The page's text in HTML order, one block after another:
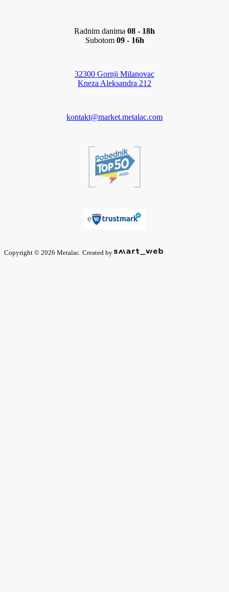
Radnim danima 08 - 18h
Subotom 09 - 16h
32300 Gornji Milanovac
Kneza Aleksandra 212
kontakt@market.metalac.com
Copyright © 2026 Metalac. Created by